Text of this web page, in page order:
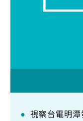
視察台電明潭